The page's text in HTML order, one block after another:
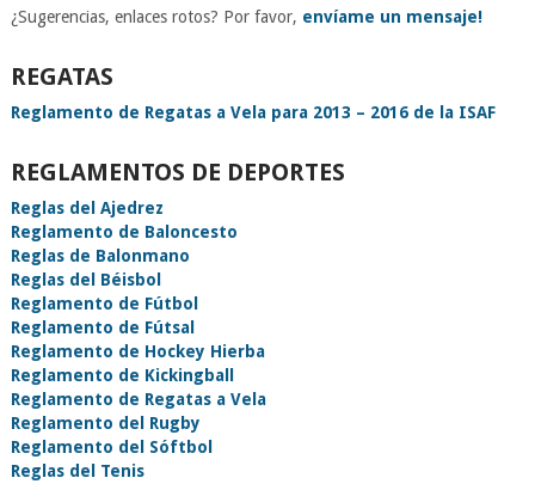
¿Sugerencias, enlaces rotos? Por favor, envíame un mensaje!
REGATAS
Reglamento de Regatas a Vela para 2013 – 2016 de la ISAF
REGLAMENTOS DE DEPORTES
Reglas del Ajedrez
Reglamento de Baloncesto
Reglas de Balonmano
Reglas del Béisbol
Reglamento de Fútbol
Reglamento de Fútsal
Reglamento de Hockey Hierba
Reglamento de Kickingball
Reglamento de Regatas a Vela
Reglamento del Rugby
Reglamento del Sóftbol
Reglas del Tenis